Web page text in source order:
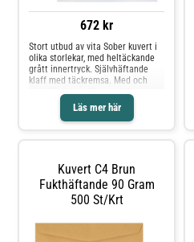
672 kr
Läs mer här
Stort utbud av vita Sober kuvert i
olika storlekar, med heltäckande
grått innertryck. Självhäftande
klaff med täckremsa. Med och
utan fönster i olika storlekar.
Fönterkuverten är för innehåll
som är färdigt adresserat,
praktiskt och enkelt.* Vit* Finns i
2041 0927Kuvert C4 Brun
Fukthäftande 90 Gram
500 St/krt